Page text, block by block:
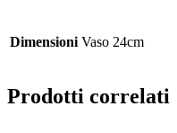
Dimensioni Vaso 24cm
Prodotti correlati